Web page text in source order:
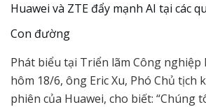
Huawei và ZTE đẩy mạnh AI tại các
Con đường
Phát biểu tại Triển lãm Công nghiệp
hôm 18/6, ông Eric Xu, Phó Chủ tịch
phiên của Huawei, cho biết: “Chúng